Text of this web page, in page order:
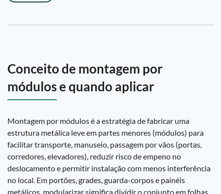
Conceito de montagem por
módulos e quando aplicar
Montagem por módulos é a estratégia de fabricar uma
estrutura metálica leve em partes menores (módulos) para
facilitar transporte, manuseio, passagem por vãos (portas,
corredores, elevadores), reduzir risco de empeno no
deslocamento e permitir instalação com menos interferência
no local. Em portões, grades, guarda-corpos e painéis
metálicos, modularizar significa dividir o conjunto em folhas,